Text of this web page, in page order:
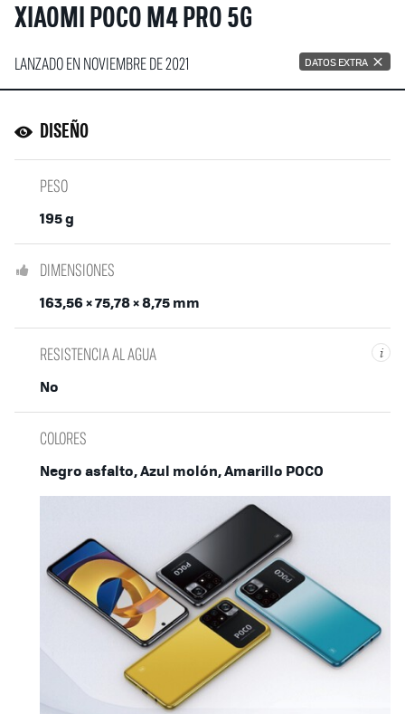
XIAOMI POCO M4 PRO 5G
LANZADO EN NOVIEMBRE DE 2021 DATOS EXTRA
DISEÑO
PESO
195 g
DIMENSIONES
163,56 × 75,78 × 8,75 mm
i
RESISTENCIA AL AGUA
No
COLORES
Negro asfalto, Azul molón, Amarillo POCO